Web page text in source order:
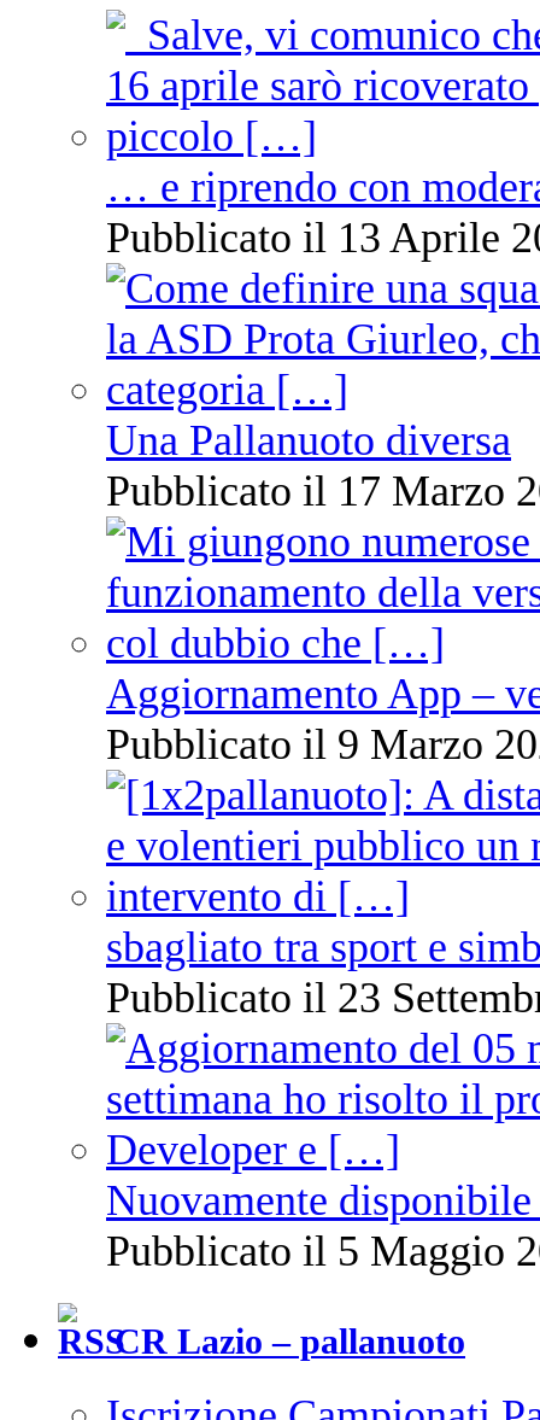
… e riprendo con
Pubblicato il 13 Aprile
Una Pallanuoto diversa
Pubblicato il 17 Marzo
Aggiornamento App –
Pubblicato il 9 Marzo
sbagliato tra sport e
Pubblicato il 23
Nuovamente
Pubblicato il 5 Maggio
CR Lazio – pallanuoto